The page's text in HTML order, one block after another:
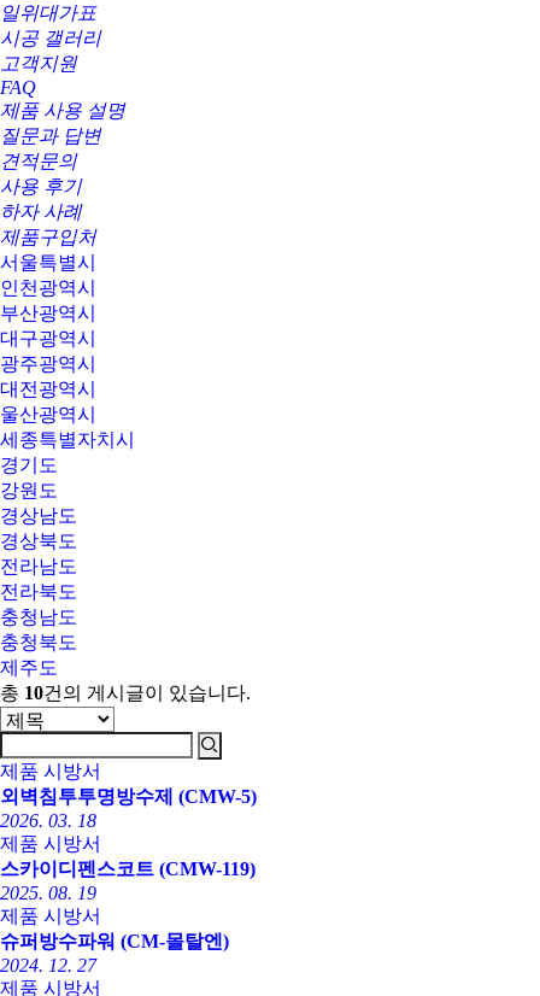
일위대가표
시공 갤러리
고객지원
FAQ
제품 사용 설명
질문과 답변
견적문의
사용 후기
하자 사례
제품구입처
서울특별시
인천광역시
부산광역시
대구광역시
광주광역시
대전광역시
울산광역시
세종특별자치시
경기도
강원도
경상남도
경상북도
전라남도
전라북도
충청남도
충청북도
제주도
총 10건의 게시글이 있습니다.
제품 시방서
외벽침투투명방수제 (CMW-5)
2026. 03. 18
제품 시방서
스카이디펜스코트 (CMW-119)
2025. 08. 19
제품 시방서
슈퍼방수파워 (CM-몰탈엔)
2024. 12. 27
제품 시방서